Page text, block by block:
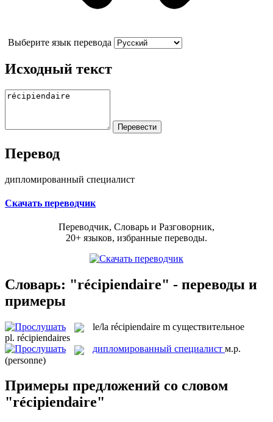
Выберите язык перевода
Исходный текст
Перевод
дипломированный специалист
Скачать переводчик
Переводчик, Словарь и Разговорник,
20+ языков, избранные переводы.
Словарь: "récipiendaire" - переводы и
примеры
le/la récipiendaire m существительное
pl. récipiendaires
дипломированный специалист м.р.
(personne)
Примеры предложений со словом
"récipiendaire"